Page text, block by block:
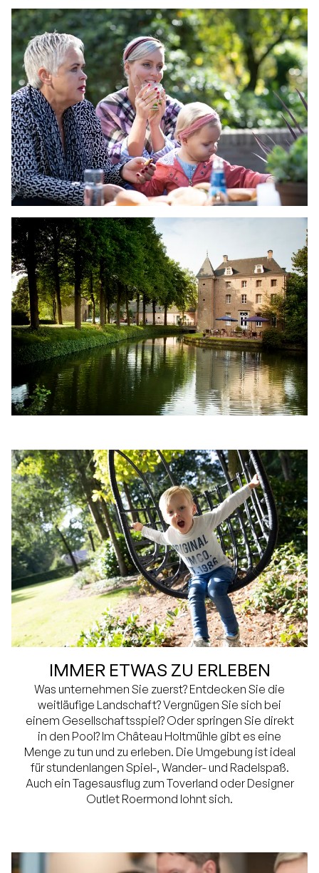
IMMER ETWAS ZU ERLEBEN
Was unternehmen Sie zuerst? Entdecken Sie die
weitläufige Landschaft? Vergnügen Sie sich bei
einem Gesellschaftsspiel? Oder springen Sie direkt
in den Pool? Im Château Holtmühle gibt es eine
Menge zu tun und zu erleben. Die Umgebung ist ideal
für stundenlangen Spiel-, Wander- und Radelspaß.
Auch ein Tagesausflug zum Toverland oder Designer
Outlet Roermond lohnt sich.